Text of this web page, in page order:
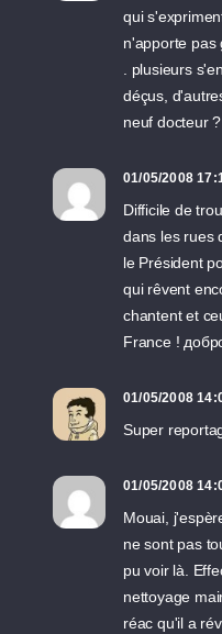
qui
n'apporte pas
. plusieurs
déçus,
neuf docteur ?
01/05/2008
Difficile de
dans les rues
le Président
qui rêvent
chantent et
France !
01/05/2008
Super
01/05/2008
Mouai,
ne sont pas
pu voir là.
nettoyage
réac qu'il a